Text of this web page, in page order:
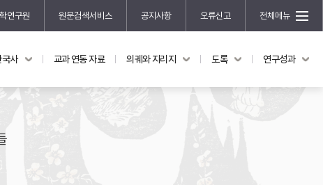
연구원 원문검색서비스 공지사항 오류신고 전체메뉴
도록 연구성과
국사 교과 연동 자료 의궤와 지리지 도록 연구성과